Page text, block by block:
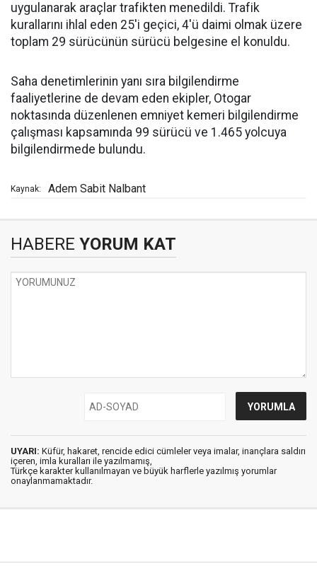
uygulanarak araçlar trafikten menedildi. Trafik
kurallarını ihlal eden 25'i geçici, 4'ü daimi olmak üzere
toplam 29 sürücünün sürücü belgesine el konuldu.
Saha denetimlerinin yanı sıra bilgilendirme
faaliyetlerine de devam eden ekipler, Otogar
noktasında düzenlenen emniyet kemeri bilgilendirme
çalışması kapsamında 99 sürücü ve 1.465 yolcuya
bilgilendirmede bulundu.
Kaynak: Adem Sabit Nalbant
HABERE YORUM KAT
UYARI: Küfür, hakaret, rencide edici cümleler veya imalar, inançlara saldırı
içeren, imla kuralları ile yazılmamış,
Türkçe karakter kullanılmayan ve büyük harflerle yazılmış yorumlar
onaylanmamaktadır.